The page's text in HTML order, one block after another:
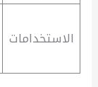
الاستخدامات